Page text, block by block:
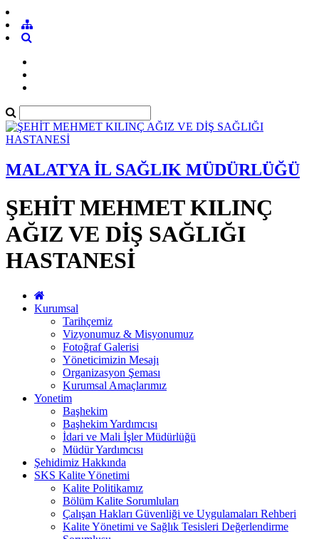
MALATYA İL SAĞLIK MÜDÜRLÜĞÜ
ŞEHİT MEHMET KILINÇ
AĞIZ VE DİŞ SAĞLIĞI
HASTANESİ
Kurumsal
Tarihçemiz
Vizyonumuz & Misyonumuz
Fotoğraf Galerisi
Yöneticimizin Mesajı
Organizasyon Şeması
Kurumsal Amaçlarımız
Yonetim
Başhekim
Başhekim Yardımcısı
İdari ve Mali İşler Müdürlüğü
Müdür Yardımcısı
Şehidimiz Hakkında
SKS Kalite Yönetimi
Kalite Politikamız
Bölüm Kalite Sorumluları
Çalışan Hakları Güvenliği ve Uygulamaları Rehberi
Kalite Yönetimi ve Sağlık Tesisleri Değerlendirme